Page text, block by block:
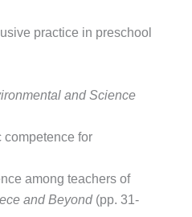
practice in preschool
and Science
competence for
among teachers of
and Beyond(pp. 31-